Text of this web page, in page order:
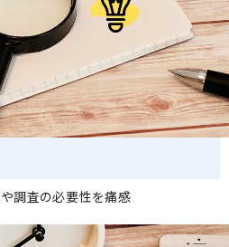
調査の必要性を痛感